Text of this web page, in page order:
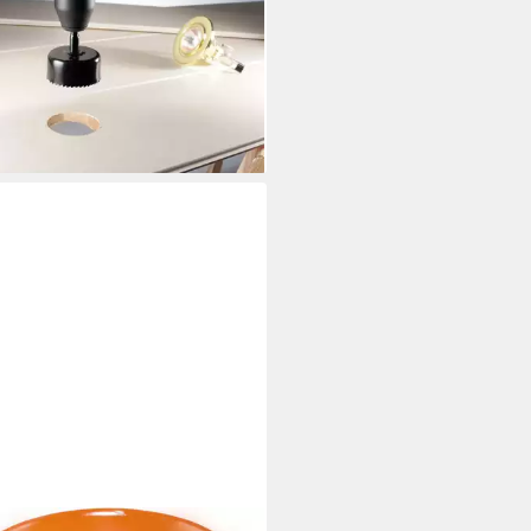
1 St.
€
- in 2-3 Werktagen bei dir